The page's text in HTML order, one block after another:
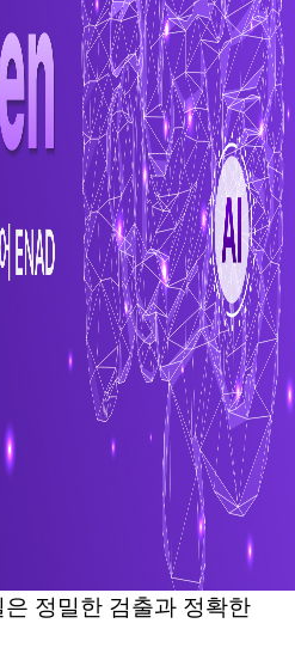
정밀한 검출과 정확한